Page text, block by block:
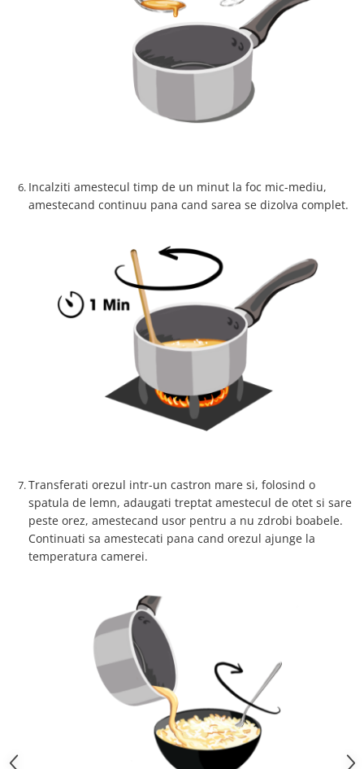
Incalziti amestecul timp de un minut la foc mic-mediu,
amestecand continuu pana cand sarea se dizolva complet.
Transferati orezul intr-un castron mare si, folosind o
spatula de lemn, adaugati treptat amestecul de otet si sare
peste orez, amestecand usor pentru a nu zdrobi boabele.
Continuati sa amestecati pana cand orezul ajunge la
temperatura camerei.